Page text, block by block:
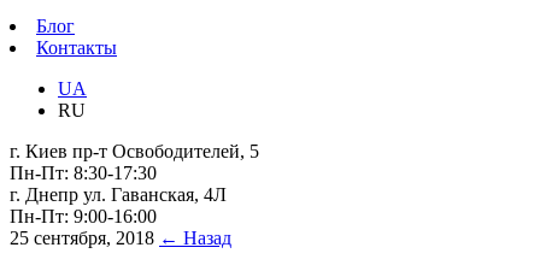
Блог
Контакты
UA
RU
г. Киев пр-т Освободителей, 5
Пн-Пт: 8:30-17:30
г. Днепр ул. Гаванская, 4Л
Пн-Пт: 9:00-16:00
25 сентября, 2018 ← Назад